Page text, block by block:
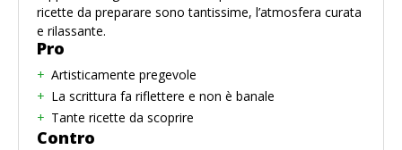
ricette da preparare sono tantissime, l’atmosfera curata
e rilassante.
Pro
Artisticamente pregevole
La scrittura fa riflettere e non è banale
Tante ricette da scoprire
Contro